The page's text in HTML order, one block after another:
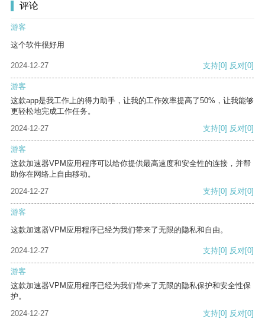
评论
游客
这个软件很好用
2024-12-27 支持[0] 反对[0]
游客
这款app是我工作上的得力助手，让我的工作效率提高了50%，让我能够
更轻松地完成工作任务。
2024-12-27
支持[0] 反对[0]
游客
这款加速器VPM应用程序可以给你提供最高速度和安全性的连接，并帮
助你在网络上自由移动。
2024-12-27
支持[0] 反对[0]
游客
这款加速器VPM应用程序已经为我们带来了无限的隐私和自由。
2024-12-27 支持[0] 反对[0]
游客
这款加速器VPM应用程序已经为我们带来了无限的隐私保护和安全性保
护。
2024-12-27
支持[0] 反对[0]